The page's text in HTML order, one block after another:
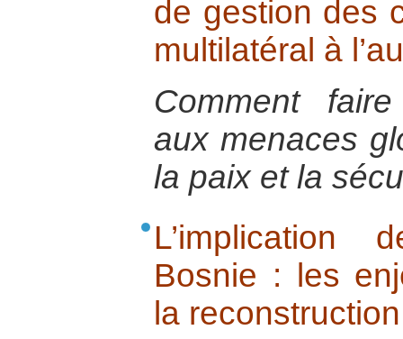
de gestion des
multilatéral à
Comment
aux menaces
la paix et la
Bosnie : les
la reconstruction